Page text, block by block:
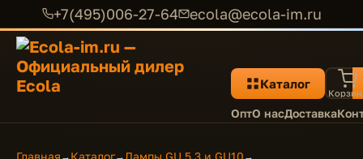
+7(495)006-27-64 ecola@ecola-im.ru
Каталог
ОптО насДоставка
Главная → Каталог→Лампы GU 5.3 и GU10 →